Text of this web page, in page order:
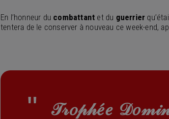
En l’honneur du combattant et du guerrier
tentera de le conserver à nouveau ce week-end,
𝒯𝓇𝑜𝓅𝒽𝑒́𝑒